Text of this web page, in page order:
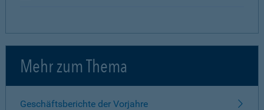
Mehr zum Thema
Geschäftsberichte der Vorjahre